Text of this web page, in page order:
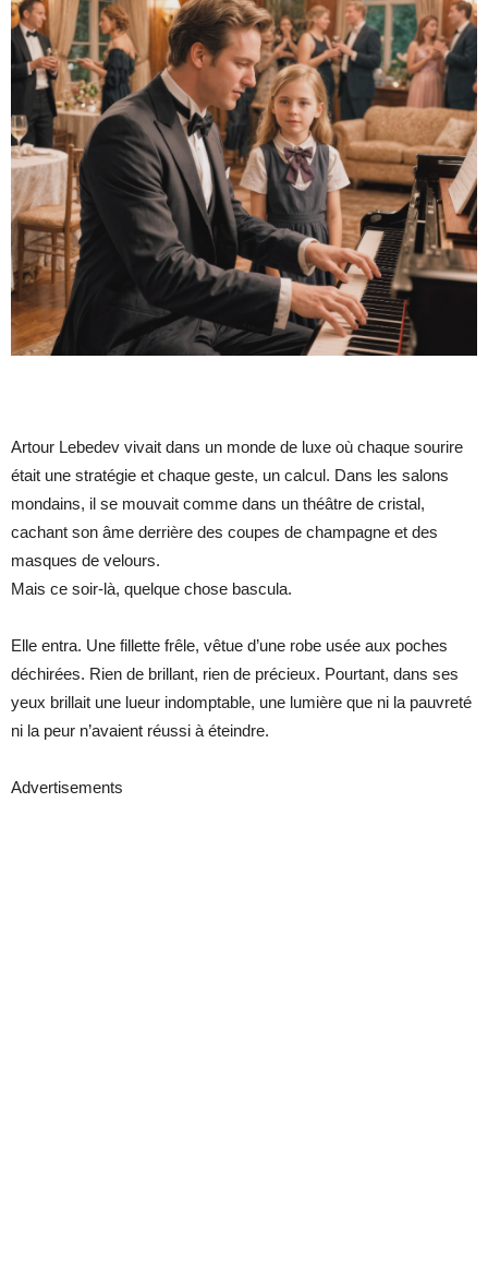
Artour Lebedev vivait dans un monde de luxe où chaque sourire
était une stratégie et chaque geste, un calcul. Dans les salons
mondains, il se mouvait comme dans un théâtre de cristal,
cachant son âme derrière des coupes de champagne et des
masques de velours.
Mais ce soir-là, quelque chose bascula.
Elle entra. Une fillette frêle, vêtue d’une robe usée aux poches
déchirées. Rien de brillant, rien de précieux. Pourtant, dans ses
yeux brillait une lueur indomptable, une lumière que ni la pauvreté
ni la peur n’avaient réussi à éteindre.
Advertisements